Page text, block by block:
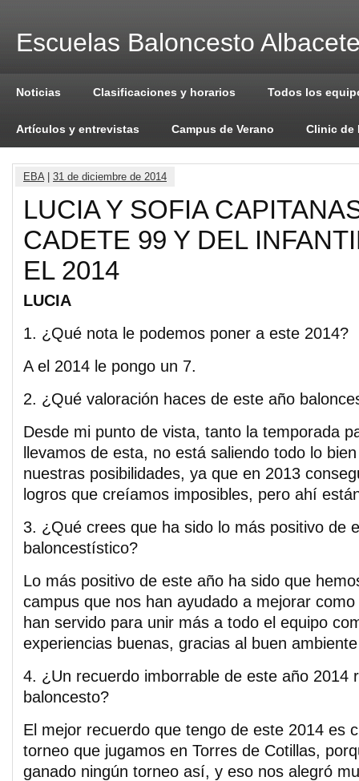
Escuelas Baloncesto
Noticias Clasificaciones y horarios Todos los
Artículos y entrevistas Campus de Verano Clinic de
EBA| 31 de diciembre de 2014
LUCIA Y SOFIA
CADETE 99 Y DEL
EL 2014
LUCIA
1. ¿Qué nota le podemos poner a este 2014?
A el 2014 le pongo un 7.
2. ¿Qué valoración haces de este año
Desde mi punto de vista, tanto la temporada
llevamos de esta, no está saliendo todo lo
nuestras posibilidades, ya que en 2013
logros que creíamos imposibles, pero ahí
3. ¿Qué crees que ha sido lo más positivo de
baloncestístico?
Lo más positivo de este año ha sido que
campus que nos han ayudado a mejorar
han servido para unir más a todo el equipo
experiencias buenas, gracias al buen
4. ¿Un recuerdo imborrable de este año 2014
baloncesto?
El mejor recuerdo que tengo de este 2014 es
torneo que jugamos en Torres de Cotillas,
ganado ningún torneo así, y eso nos alegró